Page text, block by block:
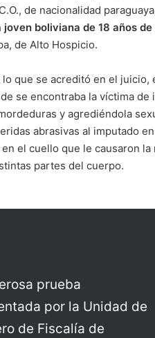
de nacionalidad
joven boliviana de 18 años de
de Alto Hospicio.
lo que se acreditó en el
se encontraba la víctima
y agrediéndola
abrasivas al imputado
el cuello que le causaron
partes del cuerpo.
prueba
por la Unidad de
de Fiscalía de